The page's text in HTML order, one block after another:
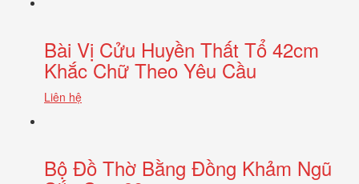
Bài Vị Cửu Huyền Thất Tổ 42cm
Khắc Chữ Theo Yêu Cầu
Liên hệ
Bộ Đồ Thờ Bằng Đồng Khảm Ngũ